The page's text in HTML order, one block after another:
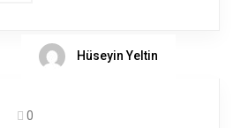
Hüseyin Yeltin
0